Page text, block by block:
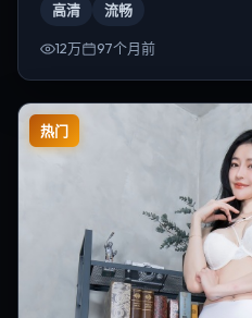
高清 流畅
12万 97个月前
热门